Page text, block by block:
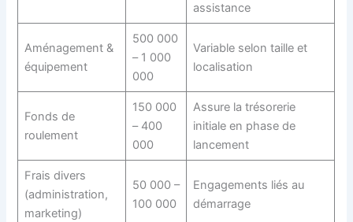
assistance
Aménagement &
équipement
500 000
– 1 000
000
Variable selon taille et
localisation
Fonds de
roulement
150 000
– 400
000
Assure la trésorerie
initiale en phase de
lancement
Frais divers
(administration,
marketing)
50 000 –
100 000
Engagements liés au
démarrage